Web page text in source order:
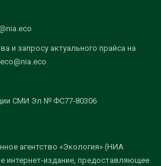
и запросу актуального прайса на
СМИ Эл № ФС77-80306
агентство «Экология» (НИА
интернет-издание, предоставляющее